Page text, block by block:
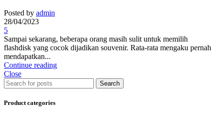
Posted by admin
28/04/2023
5
Sampai sekarang, beberapa orang masih sulit untuk memilih
flashdisk yang cocok dijadikan souvenir. Rata-rata mengaku pernah
mendapatkan...
Continue reading
Close
Search
Product categories